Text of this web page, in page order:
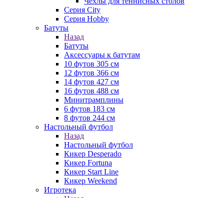
Серия City
Серия Hobby
Батуты
Назад
Батуты
Аксессуары к батутам
10 футов 305 см
12 футов 366 см
14 футов 427 см
16 футов 488 см
Минитрамплины
6 футов 183 см
8 футов 244 см
Настольный футбол
Назад
Настольный футбол
Кикер Desperado
Кикер Fortuna
Кикер Start Line
Кикер Weekend
Игротека